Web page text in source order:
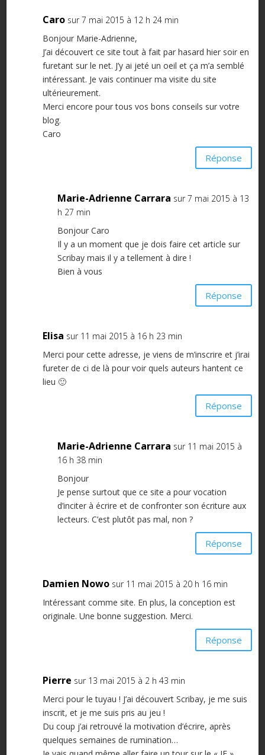
Caro sur 7 mai 2015 à 12 h 24 min
Bonjour Marie-Adrienne,
J’ai découvert ce site tout à fait par hasard hier soir en
furetant sur le net. J’y ai jeté un oeil et ça m’a semblé
intéressant. Je vais continuer ma visite du site
ultérieurement.
Merci encore pour tous vos bons conseils sur votre
blog.
Caro
Réponse
Marie-Adrienne Carrara sur 7 mai 2015 à 13
h 27 min
Bonjour Caro
Il y a un moment que je dois faire cet article sur
Scribay mais il y a tellement à dire !
Bien à vous
Réponse
Elisa sur 11 mai 2015 à 16 h 23 min
Merci pour cette adresse, je viens de m’inscrire et j’irai
fureter de ci de là pour voir quels auteurs hantent ce
lieu 🙂
Réponse
Marie-Adrienne Carrara sur 11 mai 2015 à
16 h 38 min
Bonjour
Je pense surtout que ce site a pour vocation
d’inciter à écrire et de confronter son écriture aux
lecteurs. C’est plutôt pas mal, non ?
Réponse
Damien Nowo sur 11 mai 2015 à 20 h 16 min
Intéressant comme site. En plus, la conception est
originale. Une bonne suggestion. Merci.
Réponse
Pierre sur 13 mai 2015 à 2 h 43 min
Merci pour le tuyau ! J’ai découvert Scribay, je me suis
inscrit, et je me suis pris au jeu !
Du coup j’ai retrouvé la motivation d’écrire, après
quelques semaines de rumination…